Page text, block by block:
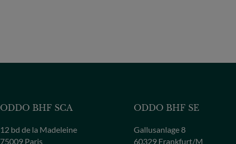
ODDO BHF SCA
12 bd de la Madeleine
75009 Paris
ODDO BHF SE
Gallusanlage 8
60329 Frankfurt/M